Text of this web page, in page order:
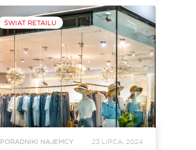
klientom dostęp do atrakcyjnych marek? To
zagadnienie, które...
ŚWIAT RETAILU
PORADNIKI NAJEMCY 23 LIPCA, 2024